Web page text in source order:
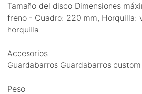
Tamaño del disco Dimensiones
freno - Cuadro: 220 mm, Horquilla:
horquilla
Accesorios
Guardabarros Guardabarros custom
Peso